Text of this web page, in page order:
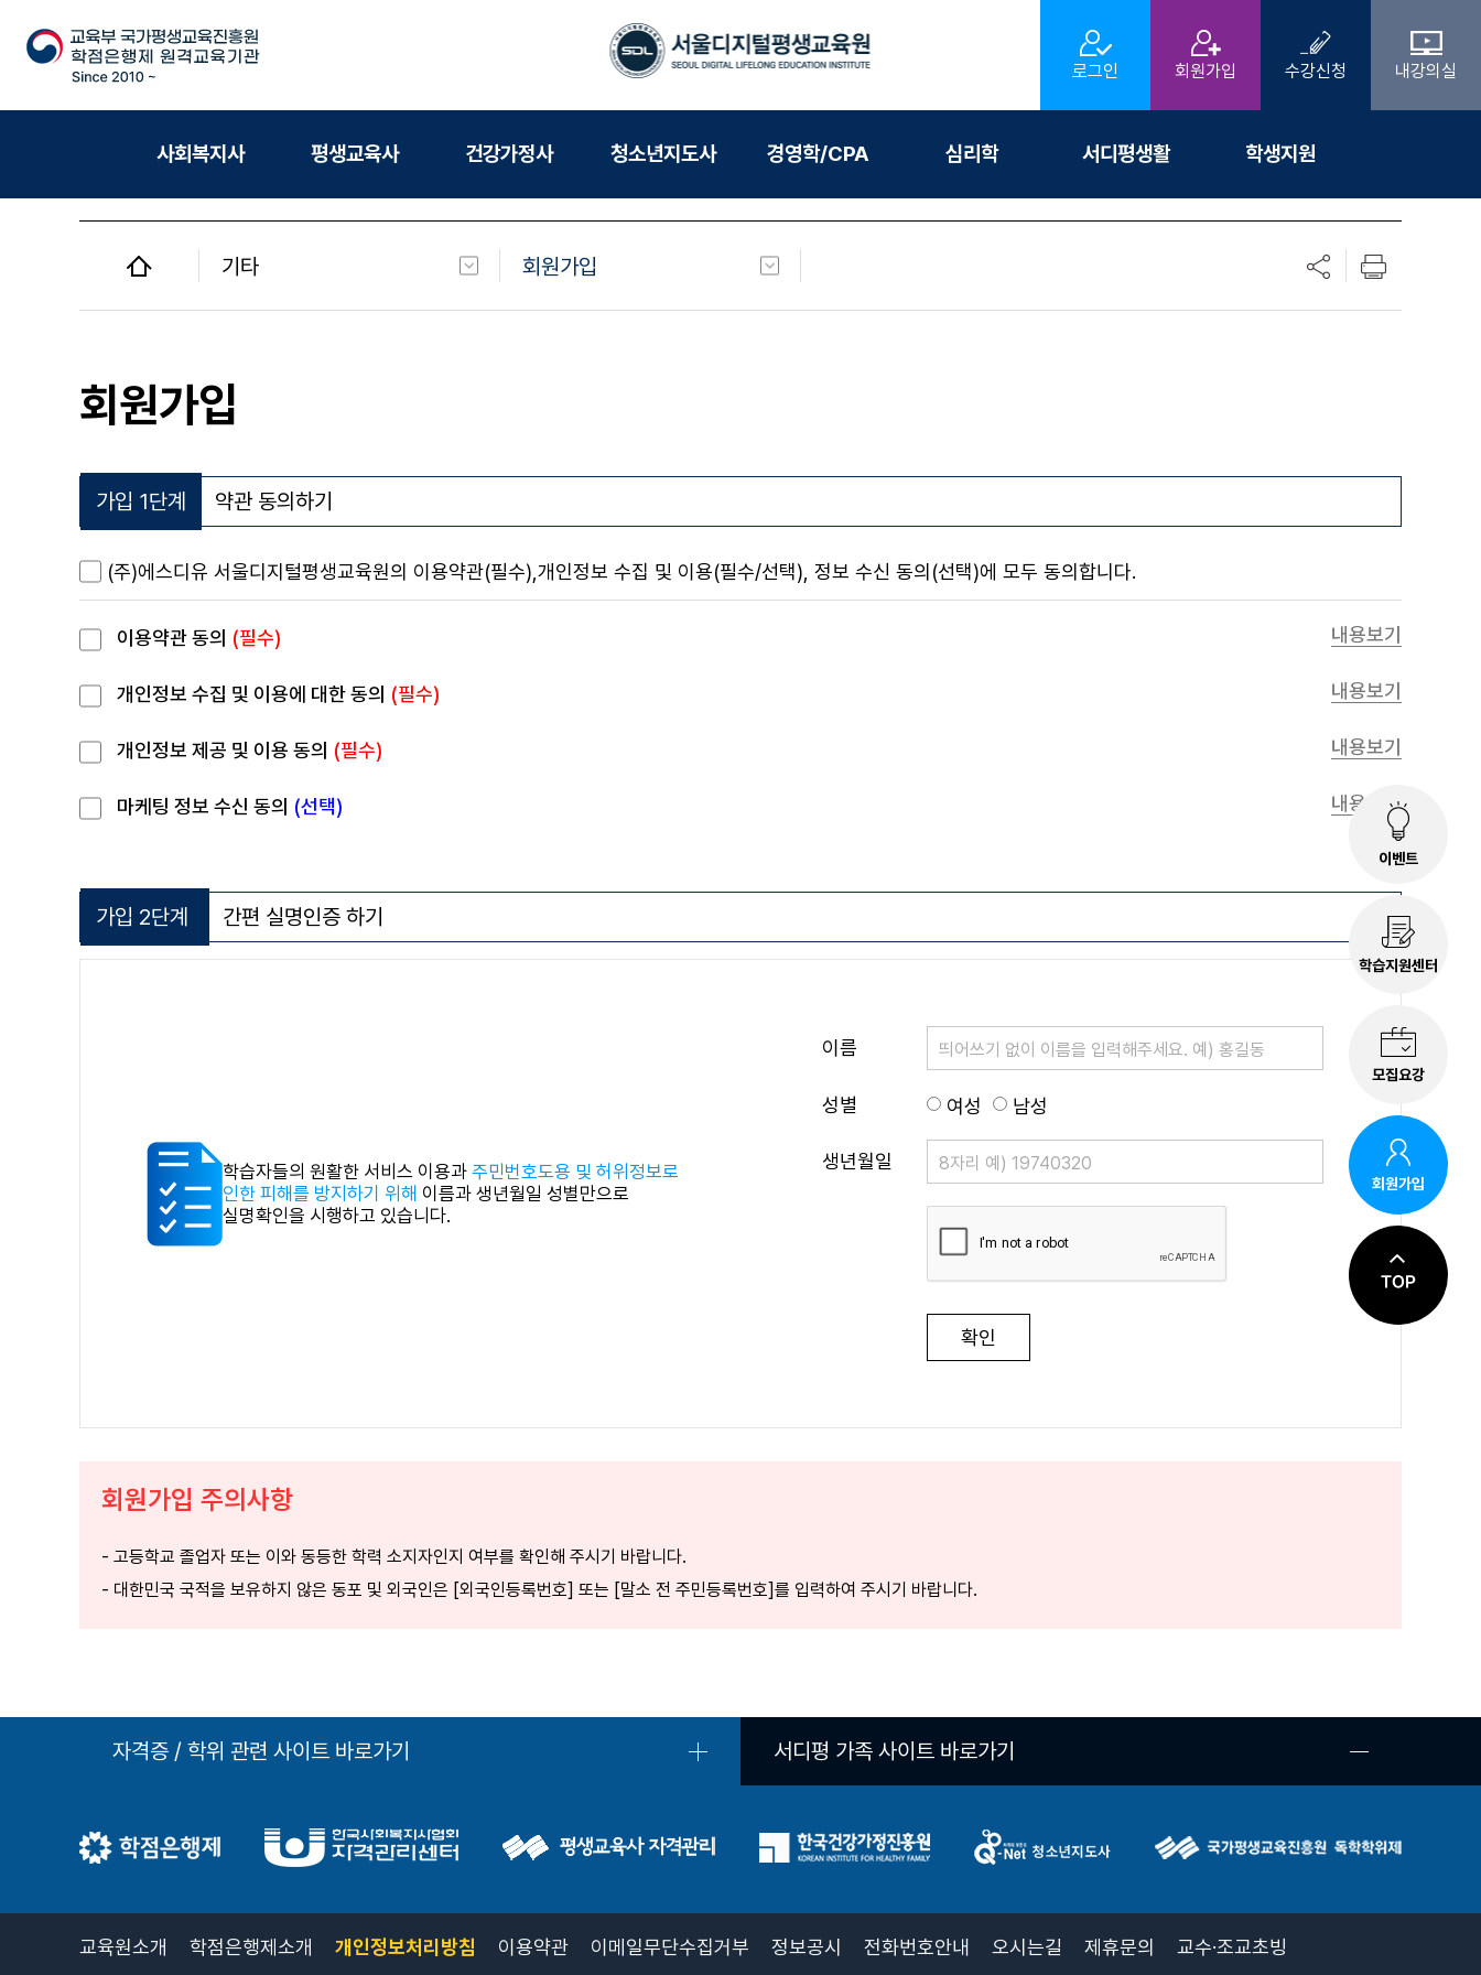
로그인 회원가입 수강신청 내강의실
사회복지사 평생교육사 건강가정사 청소년지도사 경영학/CPA 심리학 서디평생활 학생지원
기타
건강가정사
경영학/CPA
서디평생활
학생지원
수강신청
회원가입
이메일무단수집거부
회원가입
가입 1단계 약관 동의하기
(주)에스디유 서울디지털평생교육원의 이용약관(필수),개인정보 수집 및 이용(필수/선택), 정보 수신 동의(선택)에 모두 동의합니다.
이용약관 동의 (필수) 내용보기
개인정보 수집 및 이용에 대한 동의 (필수) 내용보기
개인정보 제공 및 이용 동의 (필수) 내용보기
마케팅 정보 수신 동의 (선택) 내용보기
가입 2단계 간편 실명인증 하기
학습자들의 원활한 서비스 이용과 주민번호도용 및 허위정보로
인한 피해를 방지하기 위해 이름과 생년월일 성별만으로
실명확인을 시행하고 있습니다.
이름
성별 여성 남성
생년월일
확인
회원가입 주의사항
- 고등학교 졸업자 또는 이와 동등한 학력 소지자인지 여부를 확인해 주시기 바랍니다.
- 대한민국 국적을 보유하지 않은 동포 및 외국인은 [외국인등록번호] 또는 [말소 전 주민등록번호]를 입력하여 주시기 바랍니다.
자격증 / 학위 관련 사이트 바로가기 서디평 가족 사이트 바로가기
이벤트
학습지원센터
모집요강
회원가입
교육원소개 학점은행제소개 개인정보처리방침 이용약관 이메일무단수집거부 정보공시 전화번호안내 오시는길 제휴문의 교수·조교초빙